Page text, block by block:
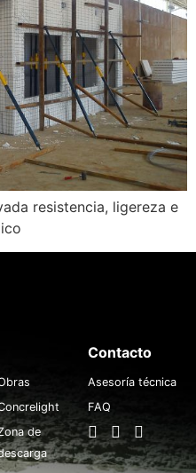
resistencia, ligereza e
de
Contacto
Asesoría técnica
FAQ